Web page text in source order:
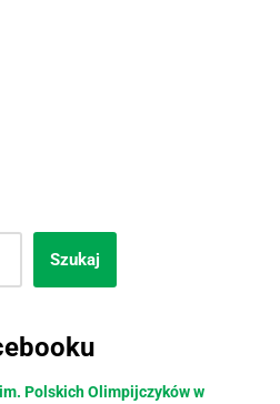
Szukaj
Polskich Olimpijczyków w